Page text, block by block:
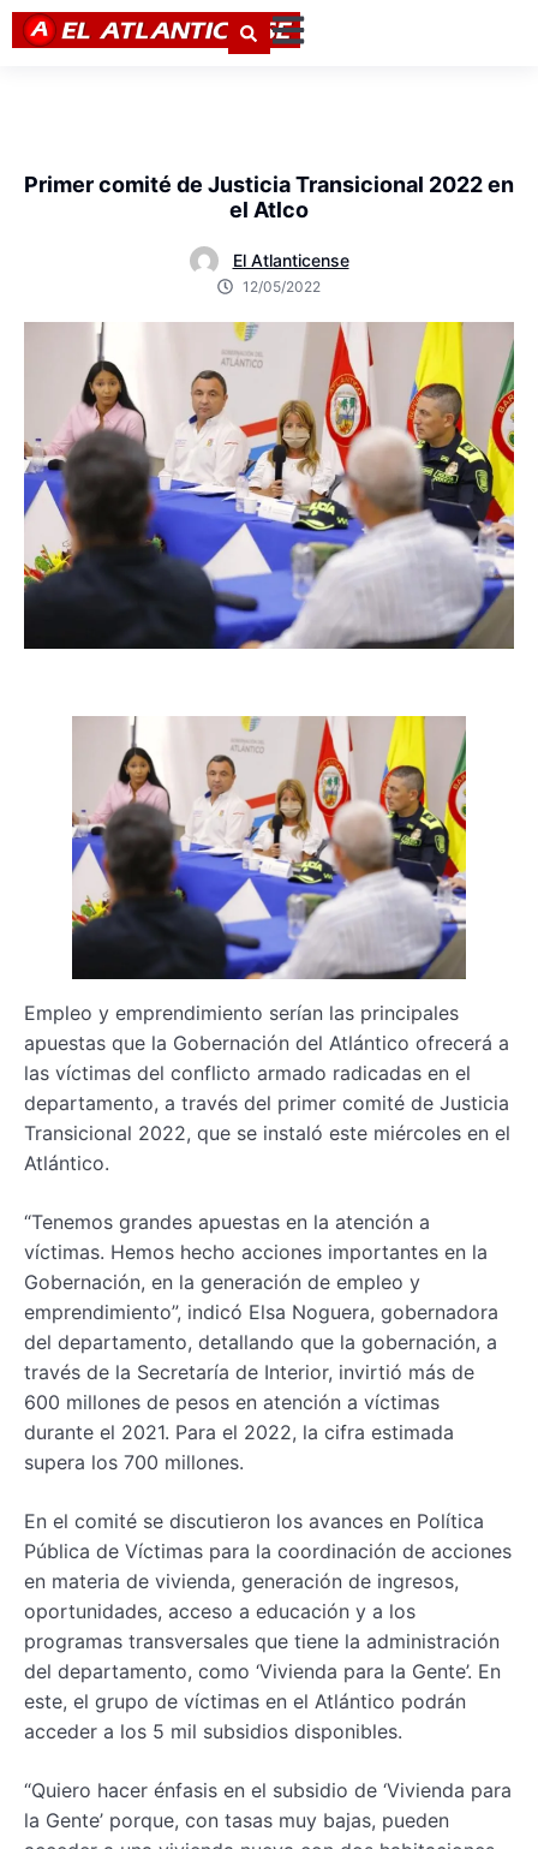
Primer comité de Justicia Transicional 2022 en
el Atlco
El Atlanticense
12/05/2022
Empleo y emprendimiento serían las principales
apuestas que la Gobernación del Atlántico ofrecerá a
las víctimas del conflicto armado radicadas en el
departamento, a través del primer comité de Justicia
Transicional 2022, que se instaló este miércoles en el
Atlántico.
“Tenemos grandes apuestas en la atención a
víctimas. Hemos hecho acciones importantes en la
Gobernación, en la generación de empleo y
emprendimiento”, indicó Elsa Noguera, gobernadora
del departamento, detallando que la gobernación, a
través de la Secretaría de Interior, invirtió más de
600 millones de pesos en atención a víctimas
durante el 2021. Para el 2022, la cifra estimada
supera los 700 millones.
En el comité se discutieron los avances en Política
Pública de Víctimas para la coordinación de acciones
en materia de vivienda, generación de ingresos,
oportunidades, acceso a educación y a los
programas transversales que tiene la administración
del departamento, como ‘Vivienda para la Gente’. En
este, el grupo de víctimas en el Atlántico podrán
acceder a los 5 mil subsidios disponibles.
“Quiero hacer énfasis en el subsidio de ‘Vivienda para
la Gente’ porque, con tasas muy bajas, pueden